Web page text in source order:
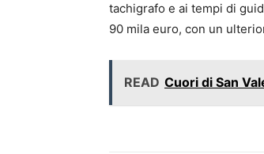
tachigrafo e ai tempi di
90 mila euro, con un
READ Cuori di San